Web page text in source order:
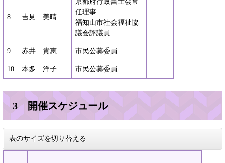
8 吉見 美晴
任理事
福知山市社会福祉協
議会評議員
9 赤井 貴恵 市民公募委員
10 本多 洋子 市民公募委員
3 開催スケジュール
表のサイズを切り替える